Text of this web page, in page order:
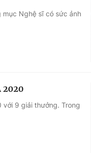
mục Nghệ sĩ có sức ảnh
2020
với 9 giải thưởng. Trong